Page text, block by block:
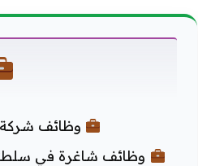
وظائف شركة
وظائف شاغرة في سلطنة عمان